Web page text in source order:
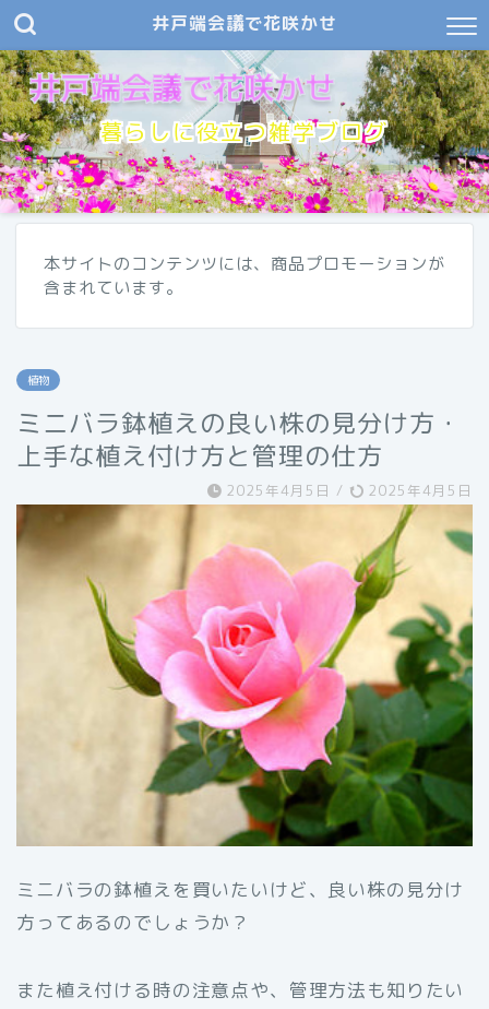
井戸端会議で花咲かせ
暮らしに役立つ雑学ブログ
本サイトのコンテンツには、商品プロモーションが
含まれています。
植物
ミニバラ鉢植えの良い株の見分け方・
上手な植え付け方と管理の仕方
2025年4月5日 / 2025年4月5日
ミニバラの鉢植えを買いたいけど、良い株の見分け
方ってあるのでしょうか？
また植え付ける時の注意点や、管理方法も知りたい